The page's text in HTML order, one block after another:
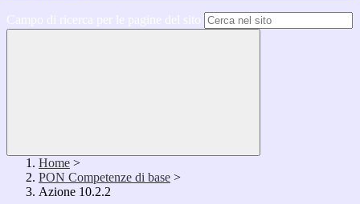
Home >
PON Competenze di base >
Azione 10.2.2